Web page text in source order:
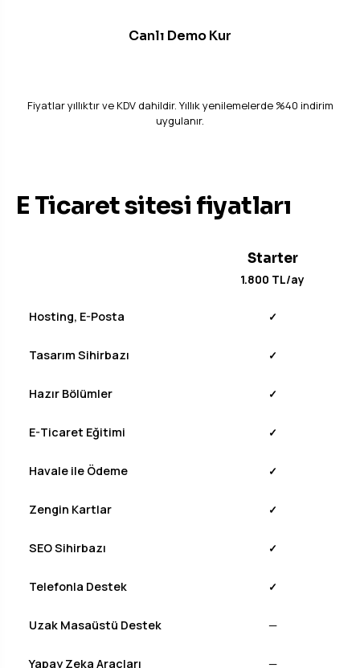
Canlı Demo Kur
Fiyatlar yıllıktır ve KDV dahildir. Yıllık yenilemelerde %40 indirim
uygulanır.
E Ticaret sitesi fiyatları
Starter
1.800 TL/ay
Hosting, E-Posta ✓
Tasarım Sihirbazı ✓
Hazır Bölümler ✓
E-Ticaret Eğitimi ✓
Havale ile Ödeme ✓
Zengin Kartlar ✓
SEO Sihirbazı ✓
Telefonla Destek ✓
Uzak Masaüstü Destek —
Yapay Zeka Araçları —